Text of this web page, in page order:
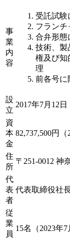
事
業
内
容
受託試験
フランチ
合弁形態
技術、製
権及び知
理
前各号に
設
立
2017年7月12日
資
本
金
82,737,500円（
住
所
〒251-0012 神
代
表
者
代表取締役
従
業
員
15名（2023年7